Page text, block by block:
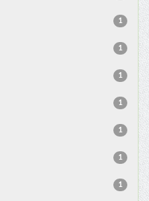
1
1
1
1
1
1
1